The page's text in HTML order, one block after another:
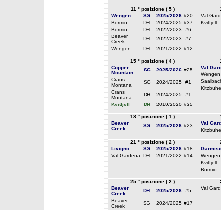
11 ° posizione ( 5 )
Wengen
SG 2025/2026 #20
Bormio
DH 2024/2025 #37
Bormio
DH 2022/2023
#6
Beaver
Creek
DH 2022/2023
#7
Wengen
DH 2021/2022 #12
Val
Kvitfjell
15 ° posizione ( 4 )
Copper
Mountain
SG 2025/2026 #25
Crans
Montana
SG 2024/2025
#1
Crans
Montana
DH 2024/2025
#1
Kvitfjell
DH 2019/2020 #35
Val
Wengen
18 ° posizione ( 1 )
Beaver
Creek
SG 2025/2026 #23
Val
21 ° posizione ( 2 )
Livigno
SG 2025/2026 #18
Val Gardena
DH 2021/2022 #14
Wengen
Kvitfjell
Bormio
25 ° posizione ( 2 )
Beaver
Creek
DH 2025/2026
#5
Beaver
Creek
SG 2024/2025 #17
Val